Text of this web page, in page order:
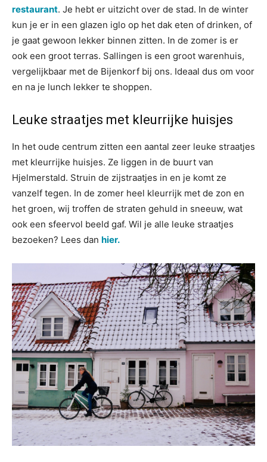
restaurant. Je hebt er uitzicht over de stad. In de winter
kun je er in een glazen iglo op het dak eten of drinken, of
je gaat gewoon lekker binnen zitten. In de zomer is er
ook een groot terras. Sallingen is een groot warenhuis,
vergelijkbaar met de Bijenkorf bij ons. Ideaal dus om voor
en na je lunch lekker te shoppen.
Leuke straatjes met kleurrijke huisjes
In het oude centrum zitten een aantal zeer leuke straatjes
met kleurrijke huisjes. Ze liggen in de buurt van
Hjelmerstald. Struin de zijstraatjes in en je komt ze
vanzelf tegen. In de zomer heel kleurrijk met de zon en
het groen, wij troffen de straten gehuld in sneeuw, wat
ook een sfeervol beeld gaf. Wil je alle leuke straatjes
bezoeken? Lees dan hier.